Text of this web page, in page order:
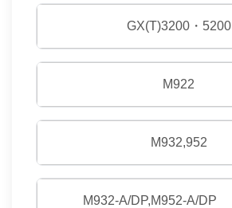
GX(T)3200・5200
M922
M932,952
M932-A/DP,M952-A/DP